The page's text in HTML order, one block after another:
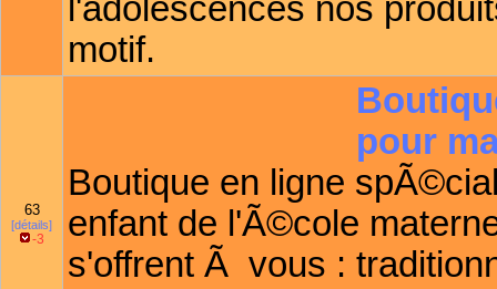
l'adolescences nos
motif.
63
[détails]
-3
pour
Boutique en ligne
enfant de l'Ã©cole
s'offrent Ã vous :